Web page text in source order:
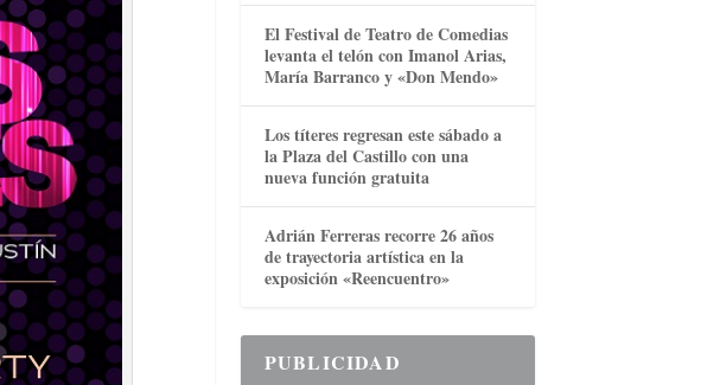
El Festival de Teatro de Comedias
levanta el telón con Imanol Arias,
María Barranco y «Don Mendo»
Los títeres regresan este sábado a
la Plaza del Castillo con una
nueva función gratuita
Adrián Ferreras recorre 26 años
de trayectoria artística en la
exposición «Reencuentro»
PUBLICIDAD